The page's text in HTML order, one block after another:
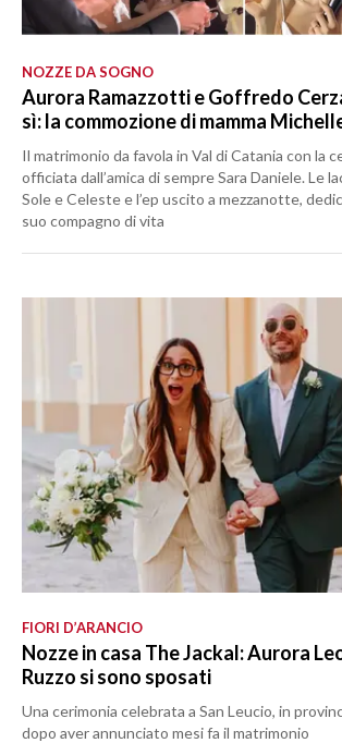
NOZZE DA SOGNO
Aurora Ramazzotti e Goffredo
sì: la commozione di mamma
Il matrimonio da favola in Val di Catania con la
officiata dall’amica di sempre Sara Daniele. Le
Sole e Celeste e l’ep uscito a mezzanotte,
suo compagno di vita
FIORI D’ARANCIO
Nozze in casa The Jackal: Aurora
Ruzzo si sono sposati
Una cerimonia celebrata a San Leucio, in
dopo aver annunciato mesi fa il matrimonio